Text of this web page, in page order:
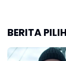
BERITA